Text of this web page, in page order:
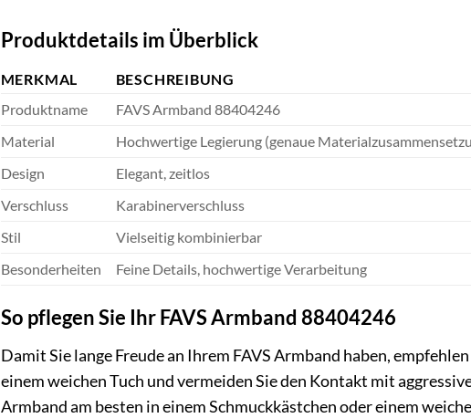
Produktdetails im Überblick
MERKMAL
BESCHREIBUNG
Produktname
FAVS Armband 88404246
Material
Hochwertige Legierung (genaue
Design
Elegant, zeitlos
Verschluss
Karabinerverschluss
Stil
Vielseitig kombinierbar
Besonderheiten
Feine Details, hochwertige Verarbeitung
So pflegen Sie Ihr FAVS Armband 88404246
Damit Sie lange Freude an Ihrem FAVS Armband haben,
einem weichen Tuch und vermeiden Sie den Kontakt mit
Armband am besten in einem Schmuckkästchen oder einem